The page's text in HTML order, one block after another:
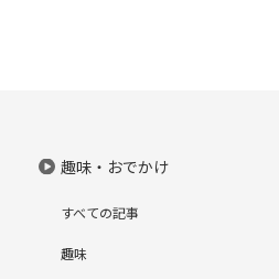
趣味・おでかけ
すべての記事
趣味